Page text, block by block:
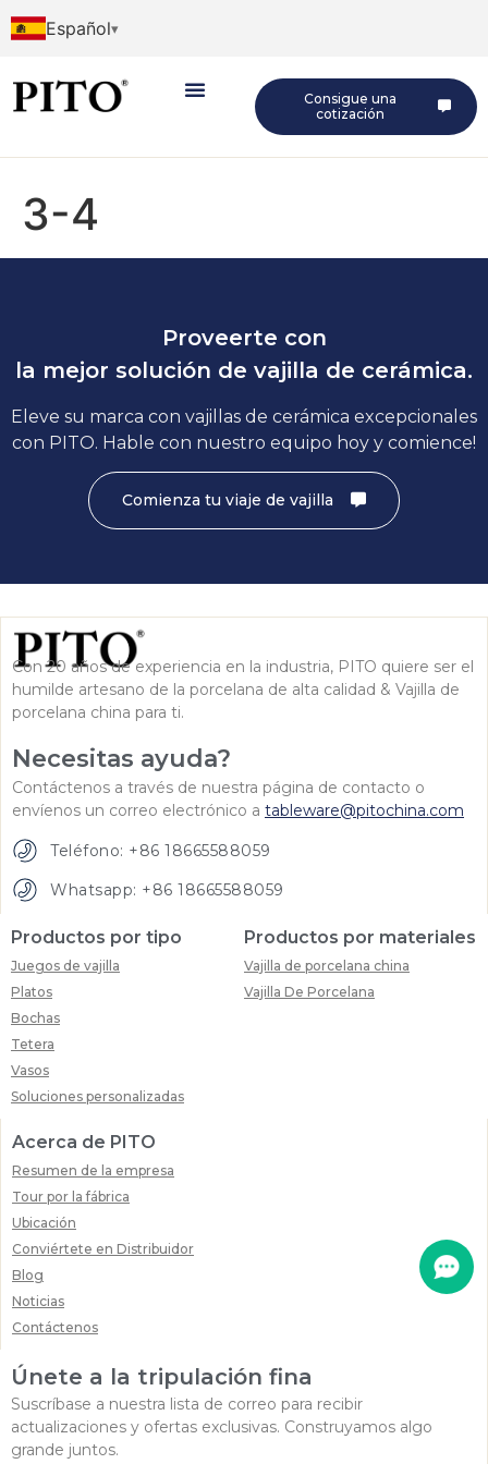
Español
Consigue una
cotización
3-4
Proveerte con
la mejor solución de vajilla de cerámica.
Eleve su marca con vajillas de cerámica excepcionales
con PITO. Hable con nuestro equipo hoy y comience!
Comienza tu viaje de vajilla
Con 20 años de experiencia en la industria, PITO quiere ser el
humilde artesano de la porcelana de alta calidad & Vajilla de
porcelana china para ti.
Necesitas ayuda?
Contáctenos a través de nuestra página de contacto o
envíenos un correo electrónico a tableware@pitochina.com
Teléfono: +86 18665588059
Whatsapp: +86 18665588059
Productos por tipo
Juegos de vajilla
Platos
Bochas
Tetera
Vasos
Soluciones personalizadas
Productos por materiales
Vajilla de porcelana china
Vajilla De Porcelana
Acerca de PITO
Resumen de la empresa
Tour por la fábrica
Ubicación
Conviértete en Distribuidor
Blog
Noticias
Contáctenos
Únete a la tripulación fina
Suscríbase a nuestra lista de correo para recibir
actualizaciones y ofertas exclusivas. Construyamos algo
grande juntos.